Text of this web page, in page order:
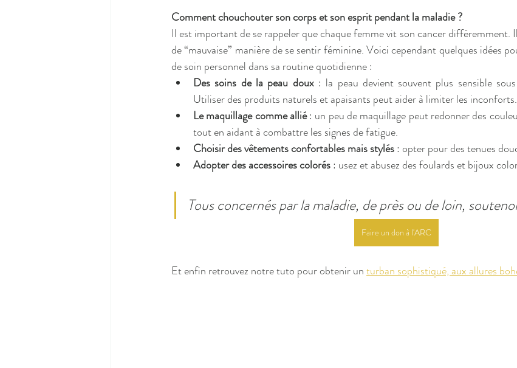
Comment chouchouter son corps et son esprit pendant la maladie ?
Il est important de se rappeler que chaque femme vit son cancer différemment. Il
de “mauvaise” manière de se sentir féminine. Voici cependant quelques idées
de soin personnel dans sa routine quotidienne :
Des soins de la peau doux : la peau devient souvent plus sensible
Utiliser des produits naturels et apaisants peut aider à limiter les inconforts.
Le maquillage comme allié : un peu de maquillage peut redonner des
tout en aidant à combattre les signes de fatigue.
Choisir des vêtements confortables mais stylés : opter pour des tenues
Adopter des accessoires colorés : usez et abusez des foulards et bijoux
Tous concernés par la maladie, de près ou de loin,
Faire un don à l'ARC
Et enfin retrouvez notre tuto pour obtenir un turban sophistiqué, aux allures